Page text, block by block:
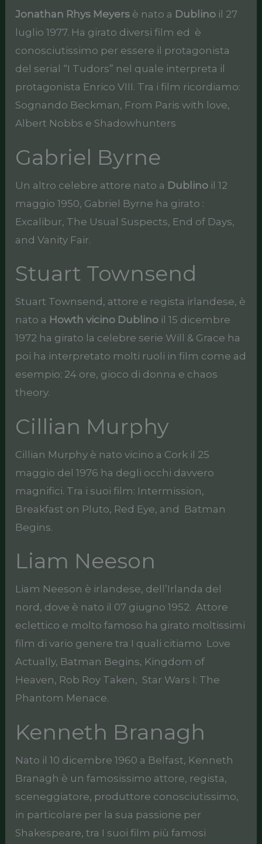
Jonathan Rhys Meyers è nato a Dublino il 27
luglio 1977. Ha girato diversi film ed è
conosciutissimo per essere il protagonista
del serial “I Tudors” nel quale interpreta il
protagonista Enrico VIII. Tra i film ricordiamo:
Sognando Beckman, From Paris with love,
Albert Nobbs e Shadowhunters
Gabriel Byrne
Un altro celebre attore nato a Dublino il 12
maggio 1950, Gabriel Byrne ha girato :
Excalibur, The Usual Suspects, End of Days,
and Vanity Fair.
Stuart Townsend
Stuart Townsend, attore e regista irlandese, è
nato a Howth vicino Dublino il 15 dicembre
1972 ha girato la celebre serie Will & Grace ha
poi ha interpretato molti ruoli in film come ad
esempio: 24 ore, gioco di donna e chaos
theory.
Cillian Murphy
Cillian Murphy è nato vicino a Cork il 25
maggio del 1976 ha degli occhi davvero
magnifici. Tra i suoi film: Intermission,
Breakfast on Pluto, Red Eye, and Batman
Begins.
Liam Neeson
Liam Neeson è irlandese, dell’Irlanda del
nord, dove è nato il 07 giugno 1952. Attore
eclettico e molto famoso ha girato moltissimi
film di vario genere tra I quali citiamo Love
Actually, Batman Begins, Kingdom of
Heaven, Rob Roy Taken, Star Wars I: The
Phantom Menace.
Kenneth Branagh
Nato il 10 dicembre 1960 a Belfast, Kenneth
Branagh è un famosissimo attore, regista,
sceneggiatore, produttore conosciutissimo,
in particolare per la sua passione per
Shakespeare, tra I suoi film più famosi